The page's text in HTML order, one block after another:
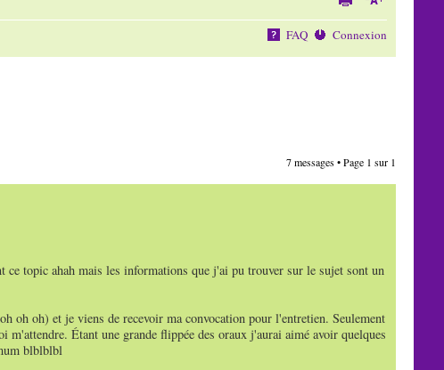
FAQ Connexion
7 messages • Page 1 sur 1
ce topic ahah mais les informations que j'ai pu trouver sur le sujet sont un
oh oh) et je viens de recevoir ma convocation pour l'entretien. Seulement
Étant une grande flippée des oraux j'aurai aimé avoir quelques
blblblbl